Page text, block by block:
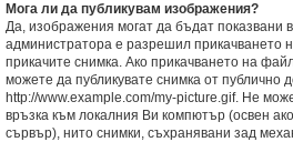
Мога ли да публикувам изображения?
Да, изображения могат да бъдат показвани
администратора е разрешил прикачването
прикачите снимка. Ако прикачването на
можете да публикувате снимка от публично
http://www.example.com/my-picture.gif. Не
връзка към локалния Ви компютър (освен
сървър), нито снимки, съхранявани зад